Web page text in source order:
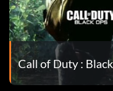
Call of Duty :